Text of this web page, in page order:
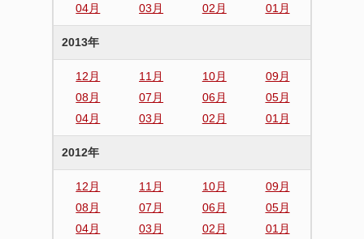
04月
03月 02月 01月
2013年
12月 11月 10月
09月
08月
07月 06月
05月
04月
03月 02月 01月
2012年
12月 11月 10月
09月
08月
07月 06月
05月
04月
03月 02月 01月